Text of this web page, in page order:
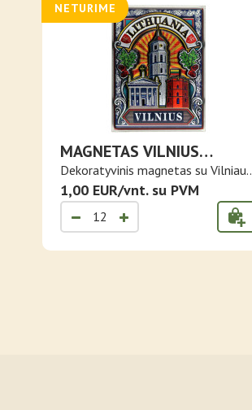
NETURIME
MAGNETAS VILNIUS
LIETUVA
Dekoratyvinis magnetas su Vilniaus
sim..
1,00 EUR/vnt. su PVM